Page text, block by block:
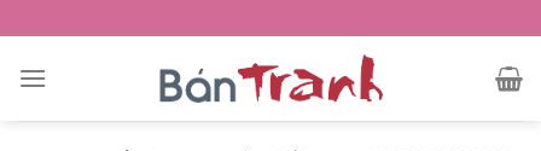
to
content